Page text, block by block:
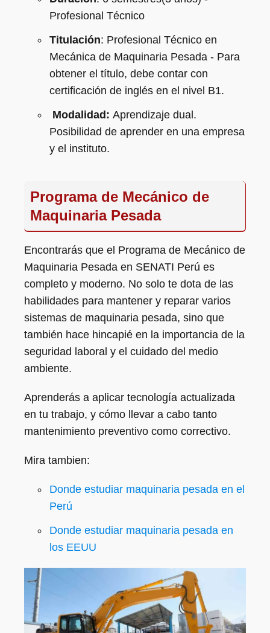
Profesional Técnico
Titulación: Profesional Técnico en
Mecánica de Maquinaria Pesada - Para
obtener el título, debe contar con
certificación de inglés en el nivel B1.
Modalidad: Aprendizaje dual.
Posibilidad de aprender en una empresa
y el instituto.
Programa de Mecánico de
Maquinaria Pesada
Encontrarás que el Programa de Mecánico de
Maquinaria Pesada en SENATI Perú es
completo y moderno. No solo te dota de las
habilidades para mantener y reparar varios
sistemas de maquinaria pesada, sino que
también hace hincapié en la importancia de la
seguridad laboral y el cuidado del medio
ambiente.
Aprenderás a aplicar tecnología actualizada
en tu trabajo, y cómo llevar a cabo tanto
mantenimiento preventivo como correctivo.
Mira tambien:
Donde estudiar maquinaria pesada en el
Perú
Donde estudiar maquinaria pesada en
los EEUU